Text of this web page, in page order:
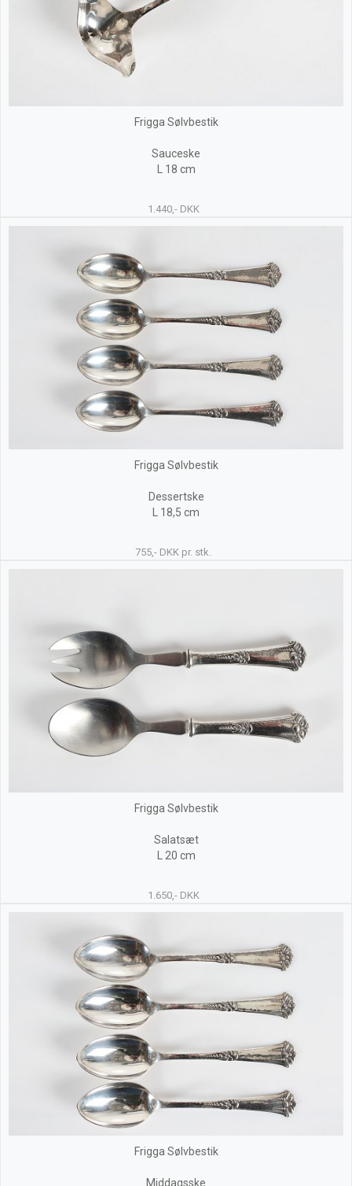
Frigga Sølvbestik
Sauceske
L 18 cm
1.440,- DKK
Frigga Sølvbestik
Dessertske
L 18,5 cm
755,- DKK pr. stk.
Frigga Sølvbestik
Salatsæt
L 20 cm
1.650,- DKK
Frigga Sølvbestik
Middagsske